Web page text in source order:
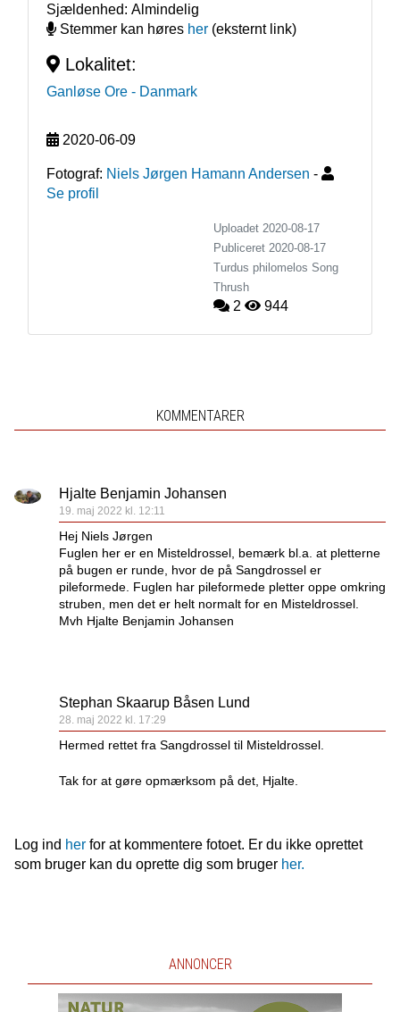
Sjældenhed: Almindelig
Stemmer kan høres her(eksternt link)
Lokalitet:
Ganløse Ore - Danmark
2020-06-09
Fotograf: Niels Jørgen Hamann Andersen -
Se profil
Uploadet 2020-08-17
Publiceret 2020-08-17
Turdus philomelos Song
Thrush
2 944
KOMMENTARER
Hjalte Benjamin Johansen
19. maj 2022 kl. 12:11
Hej Niels Jørgen
Fuglen her er en Misteldrossel, bemærk bl.a. at pletterne
på bugen er runde, hvor de på Sangdrossel er
pileformede. Fuglen har pileformede pletter oppe omkring
struben, men det er helt normalt for en Misteldrossel.
Mvh Hjalte Benjamin Johansen
Stephan Skaarup Båsen Lund
28. maj 2022 kl. 17:29
Hermed rettet fra Sangdrossel til Misteldrossel.
Tak for at gøre opmærksom på det, Hjalte.
Log ind herfor at kommentere fotoet. Er du ikke oprettet
som bruger kan du oprette dig som bruger her.
ANNONCER